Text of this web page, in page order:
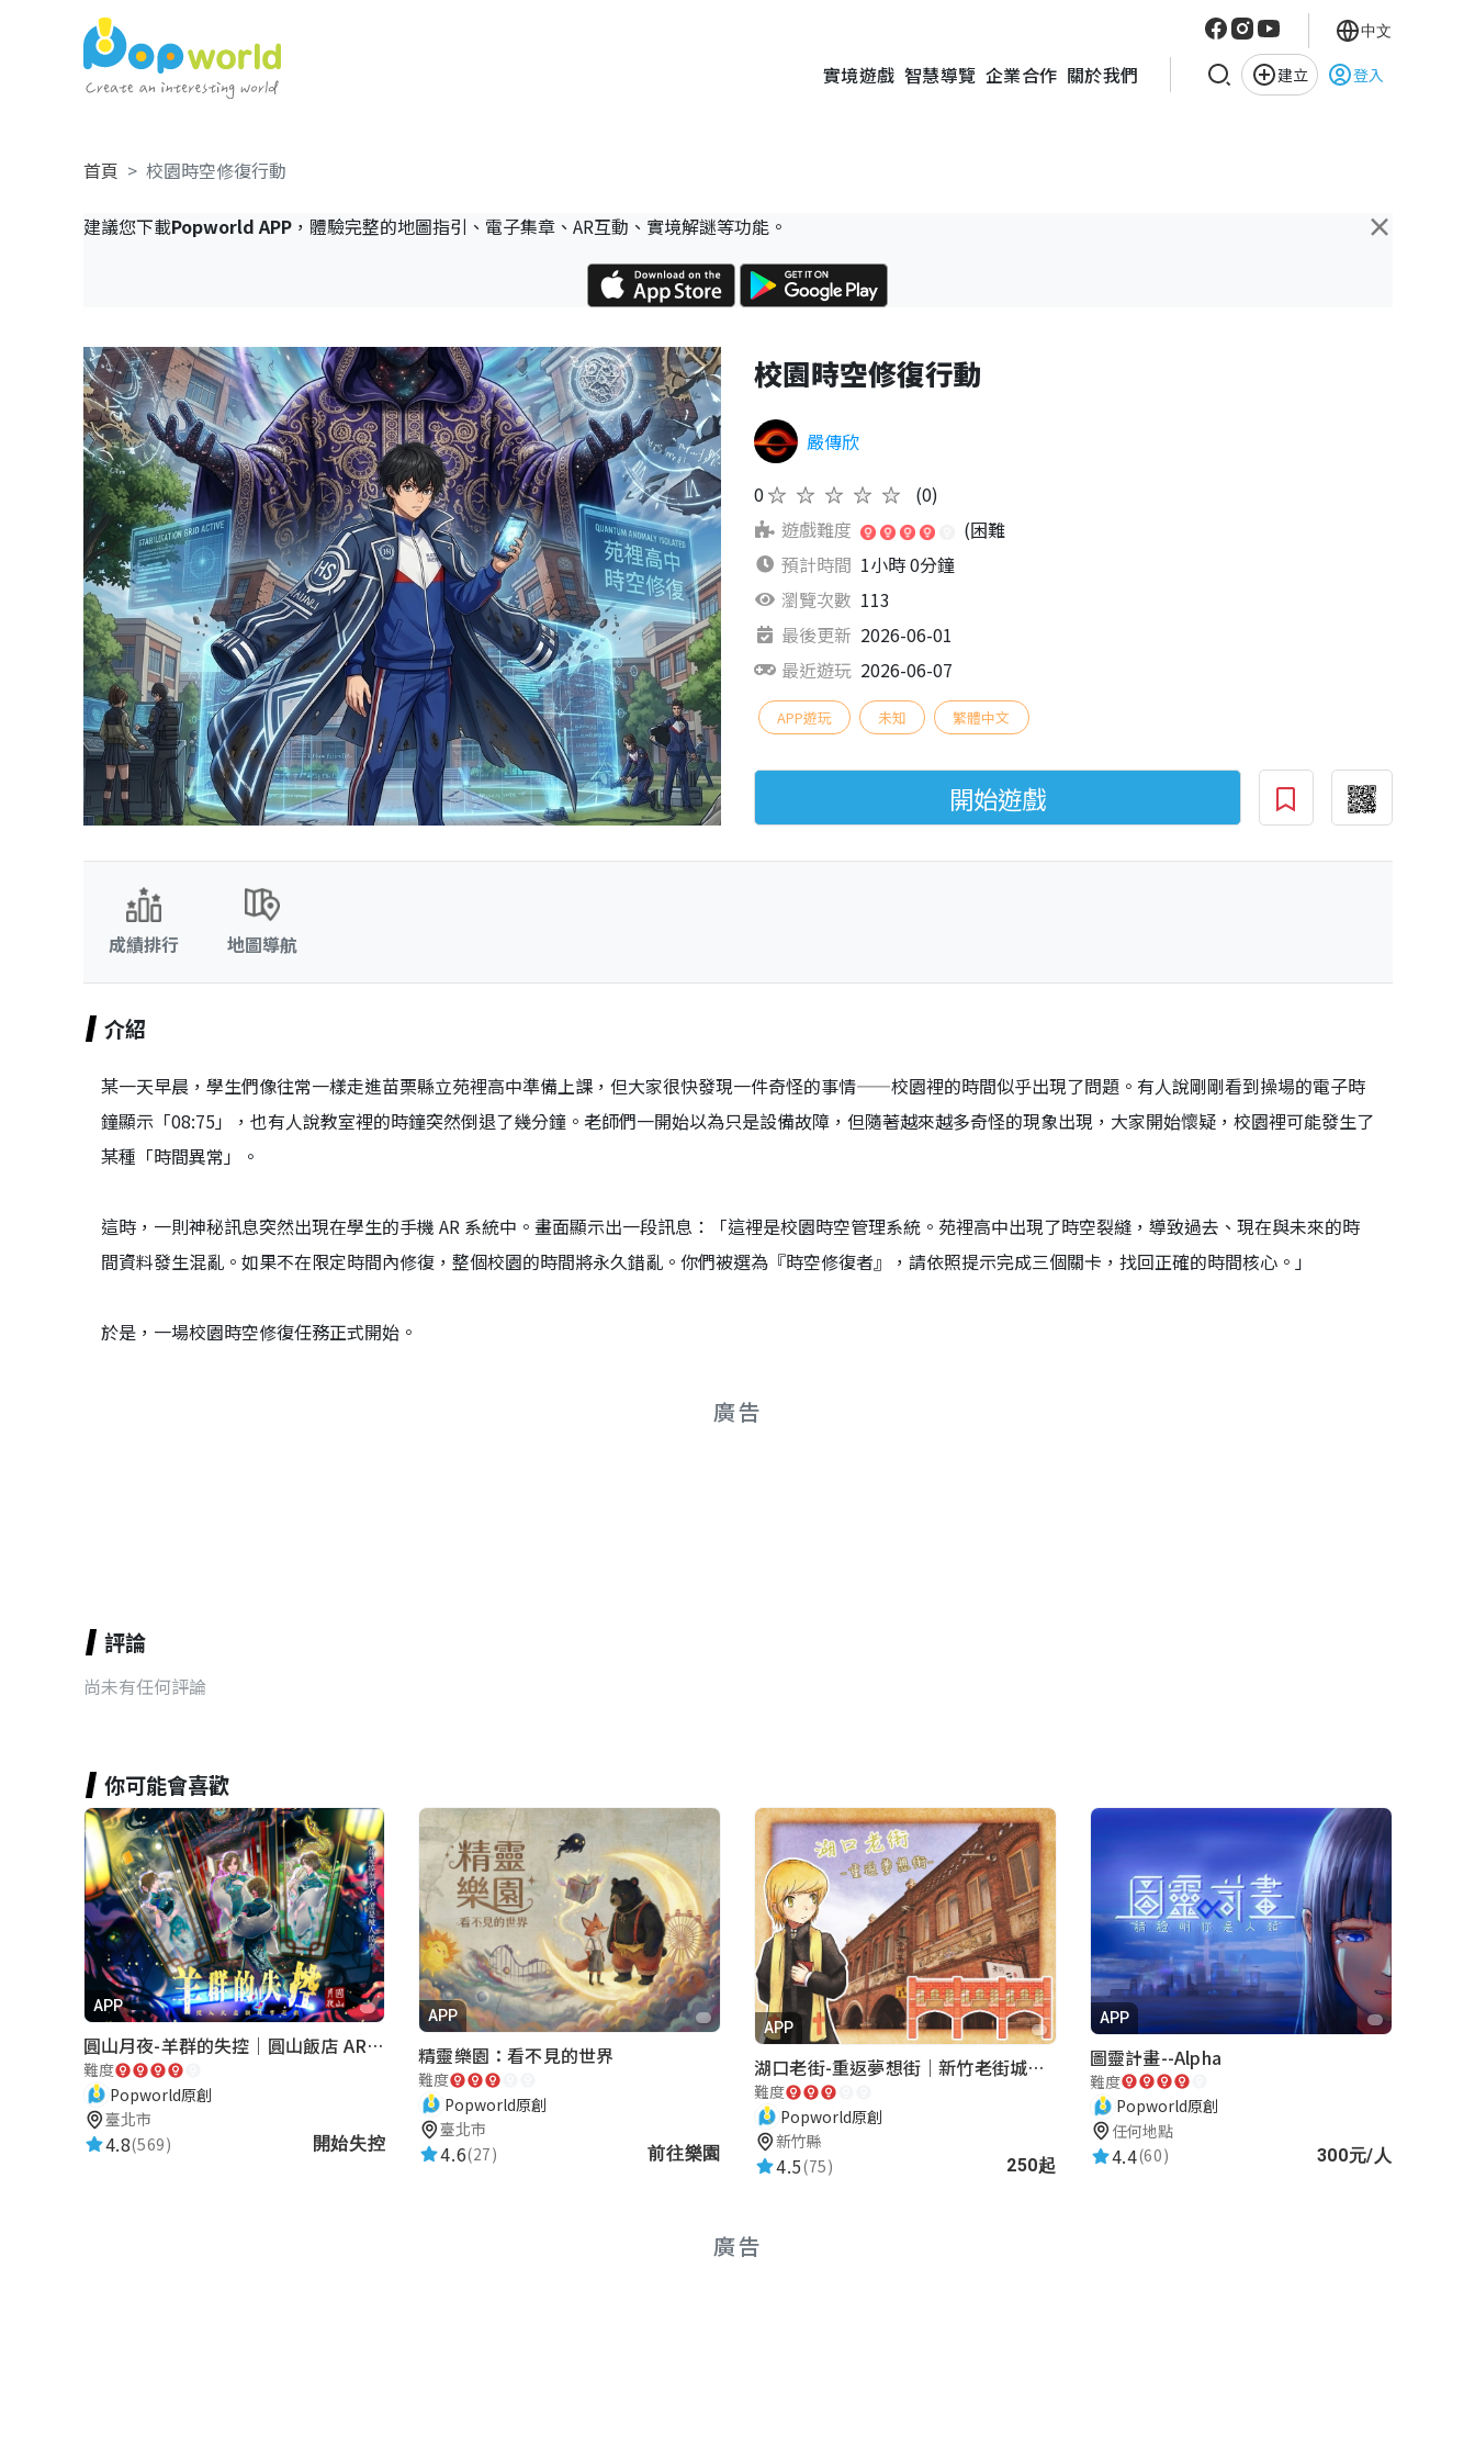
實境遊戲 智慧導覽 企業合作 關於我們 建立 登入
中文
首頁 校園時空修復行動
×
建議您下載Popworld APP，體驗完整的地圖指引、電子集章、AR互動、實境解謎等功能。
校園時空修復行動
嚴傳欣
0★★★★★
(0)
遊戲難度
(困難
預計時間 1小時 0分鐘
瀏覽次數 113
最後更新 2026-06-01
最近遊玩 2026-06-07
APP遊玩 未知 繁體中文
開始遊戲
成績排行 地圖導航
介紹
某一天早晨，學生們像往常一樣走進苗栗縣立苑裡高中準備上課，但大家很快發現一件奇怪的事情——校園裡的時間似乎出現了問題。有人說剛剛看到操場的電子時
鐘顯示「08:75」，也有人說教室裡的時鐘突然倒退了幾分鐘。老師們一開始以為只是設備故障，但隨著越來越多奇怪的現象出現，大家開始懷疑，校園裡可能發生了
某種「時間異常」。
這時，一則神秘訊息突然出現在學生的手機 AR 系統中。畫面顯示出一段訊息：「這裡是校園時空管理系統。苑裡高中出現了時空裂縫，導致過去、現在與未來的時
間資料發生混亂。如果不在限定時間內修復，整個校園的時間將永久錯亂。你們被選為『時空修復者』，請依照提示完成三個關卡，找回正確的時間核心。」
於是，一場校園時空修復任務正式開始。
廣告
評論
尚未有任何評論
你可能會喜歡
APP
圓山月夜-羊群的失控｜圓山飯店 ARG實境解謎遊戲
難度
Popworld原創
臺北市
4.8(569) 開始失控
APP
精靈樂園：看不見的世界
難度
Popworld原創
臺北市
4.6(27) 前往樂園
APP
湖口老街-重返夢想街｜新竹老街城市解謎
難度
Popworld原創
新竹縣
4.5(75) 250起
APP
圖靈計畫--Alpha
難度
Popworld原創
任何地點
4.4(60) 300元/人
廣告